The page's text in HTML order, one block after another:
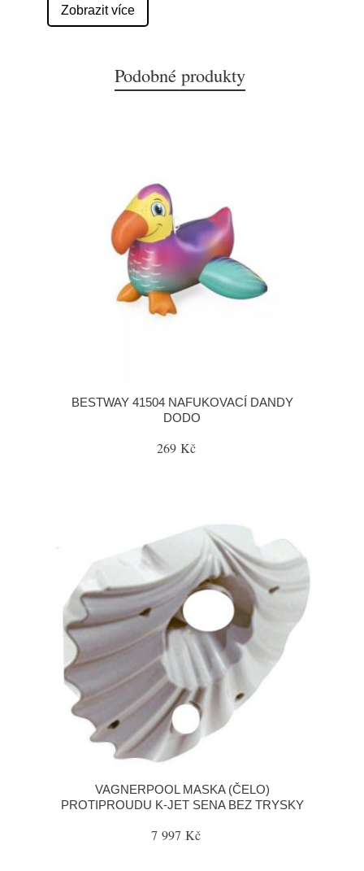
Zobrazit více
Podobné produkty
BESTWAY 41504 NAFUKOVACÍ DANDY
DODO
269 Kč
VAGNERPOOL MASKA (ČELO)
PROTIPROUDU K-JET SENA BEZ TRYSKY
7 997 Kč